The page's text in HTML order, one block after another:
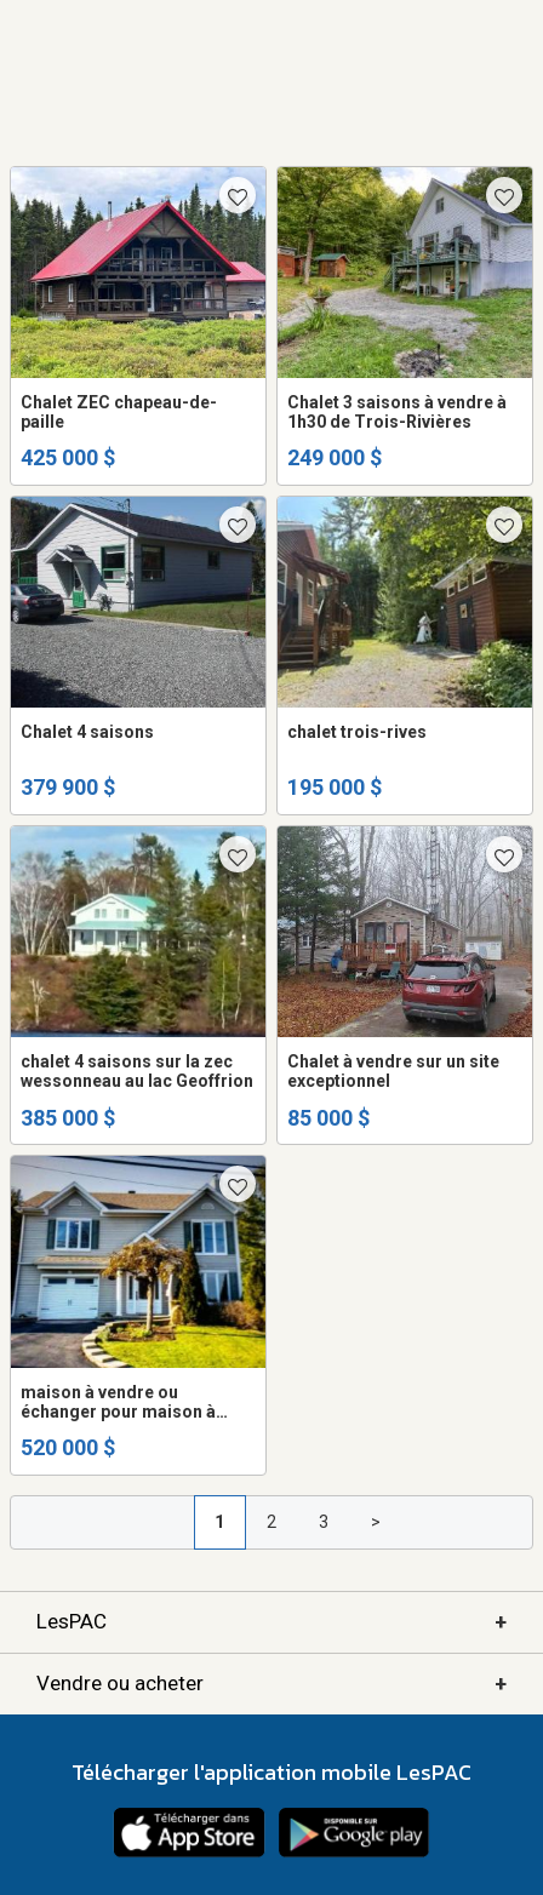
Chalet ZEC chapeau-de-
paille
425 000 $
Chalet 3 saisons à vendre à
1h30 de Trois-Rivières
249 000 $
Chalet 4 saisons
379 900 $
chalet trois-rives
195 000 $
chalet 4 saisons sur la zec
wessonneau au lac Geoffrion
385 000 $
Chalet à vendre sur un site
exceptionnel
85 000 $
maison à vendre ou
échanger pour maison à
520 000 $
1 2 3 >
LesPAC +
Vendre ou acheter +
Télécharger l'application mobile LesPAC